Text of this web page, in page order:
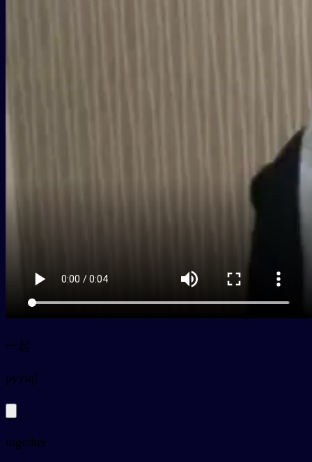
一起
pyyìqǐ
together